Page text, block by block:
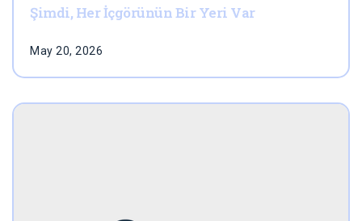
Şimdi, Her İçgörünün Bir Yeri Var
May 20, 2026